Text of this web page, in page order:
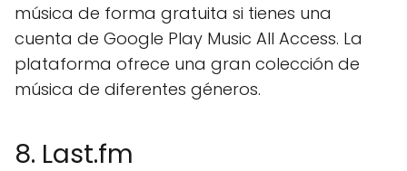
música de forma gratuita si tienes una
cuenta de Google Play Music All Access. La
plataforma ofrece una gran colección de
música de diferentes géneros.
8. Last.fm